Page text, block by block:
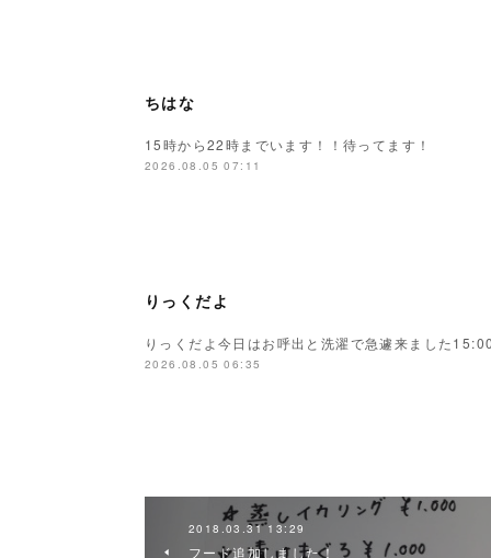
ちはな
15時から22時までいます！！待ってます！
2026.08.05 07:11
りっくだよ
りっくだよ今日はお呼出と洗濯で急遽来ました
2026.08.05 06:35
2018.03.31 13:29
フード追加しました！